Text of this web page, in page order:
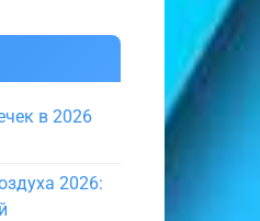
в 2026
2026: